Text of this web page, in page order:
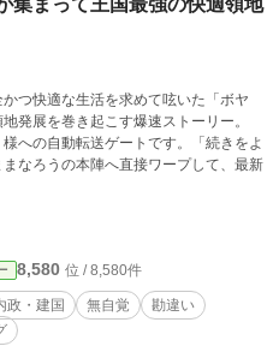
集まって王国最強の快適領地
つ快適な生活を求めて呟いた「ボヤ
発展を巻き起こす爆速ストーリー。
への自動転送ゲートです。「続きをよ
なろうの本陣へ直接ワープして、最新
8,580 位 / 8,580件
政・建国 無自覚
勘違い